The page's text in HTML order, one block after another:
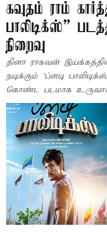
கவுதம் ராம்
பாலிடிக்ஸ்”
நிறைவு
தினா ராகவன்
நடிக்கும் ‘ப்ளடி பாலிடிக்ஸ்’ படம் அரசியல் பின்னணி
கொண்ட படமாக